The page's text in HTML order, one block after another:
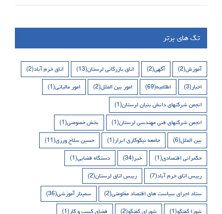
تگ های برتر
آموزش(2) آگهی(2) اتاق بازرگانی لرستان(13) اتاق خرم آباد(2)
اخبار(3) اطلاعیه(69) امور بین الملل(2) امور مالیاتی(1)
انجمن شرکتهای دانش بنیان لرستان(1)
انجمن شرکتهای فنی مهندسی لرستان(1) بخش خصوصی(1)
بین الملل(6) جامعه نیکوکاری ابرار(1) حسین سلاح ورزی(11)
حکمرانی اقتصادی(1) خبر(34) دستگاه قضایی(1)
رییس اتاق خرم آباد(7) رییس اتاق لرستان(2)
ستاد اجرای سیاست های اقتصاد مقاومتی(2) سمینار آموزشی(36)
شورا گفتگو(1) شورای گفتگو(2) فضای کسب و کار(1)